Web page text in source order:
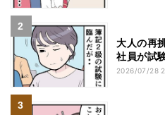
大人の再
社員が試
2026/07/28